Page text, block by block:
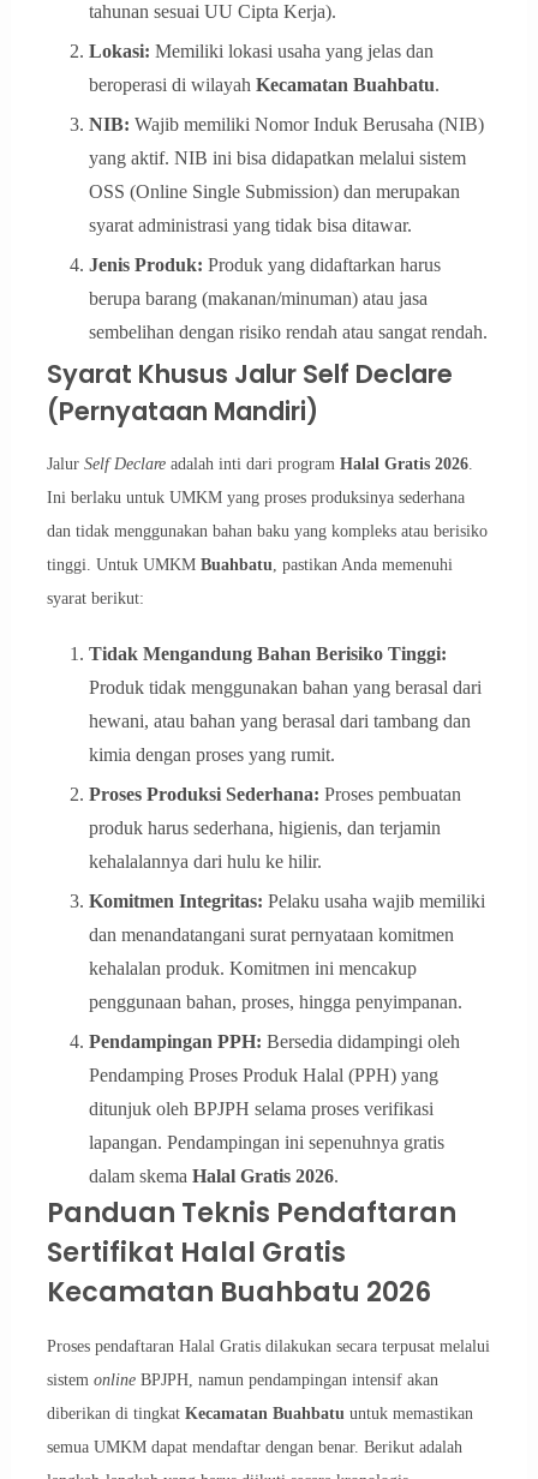
tahunan sesuai UU Cipta Kerja).
Lokasi: Memiliki lokasi usaha yang jelas dan
beroperasi di wilayah Kecamatan Buahbatu.
NIB: Wajib memiliki Nomor Induk Berusaha (NIB)
yang aktif. NIB ini bisa didapatkan melalui sistem
OSS (Online Single Submission) dan merupakan
syarat administrasi yang tidak bisa ditawar.
Jenis Produk: Produk yang didaftarkan harus
berupa barang (makanan/minuman) atau jasa
sembelihan dengan risiko rendah atau sangat rendah.
Syarat Khusus Jalur Self Declare
(Pernyataan Mandiri)
Jalur Self Declareadalah inti dari program Halal Gratis 2026.
Ini berlaku untuk UMKM yang proses produksinya sederhana
dan tidak menggunakan bahan baku yang kompleks atau berisiko
tinggi. Untuk UMKM Buahbatu, pastikan Anda memenuhi
syarat berikut:
Tidak Mengandung Bahan Berisiko Tinggi:
Produk tidak menggunakan bahan yang berasal dari
hewani, atau bahan yang berasal dari tambang dan
kimia dengan proses yang rumit.
Proses Produksi Sederhana: Proses pembuatan
produk harus sederhana, higienis, dan terjamin
kehalalannya dari hulu ke hilir.
Komitmen Integritas: Pelaku usaha wajib memiliki
dan menandatangani surat pernyataan komitmen
kehalalan produk. Komitmen ini mencakup
penggunaan bahan, proses, hingga penyimpanan.
Pendampingan PPH: Bersedia didampingi oleh
Pendamping Proses Produk Halal (PPH) yang
ditunjuk oleh BPJPH selama proses verifikasi
lapangan. Pendampingan ini sepenuhnya gratis
dalam skema Halal Gratis 2026.
Panduan Teknis Pendaftaran
Sertifikat Halal Gratis
Kecamatan Buahbatu 2026
Proses pendaftaran Halal Gratis dilakukan secara terpusat melalui
sistem onlineBPJPH, namun pendampingan intensif akan
diberikan di tingkat Kecamatan Buahbatuuntuk memastikan
semua UMKM dapat mendaftar dengan benar. Berikut adalah